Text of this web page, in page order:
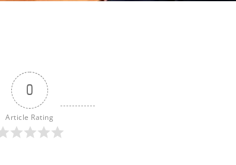
0
Article Rating